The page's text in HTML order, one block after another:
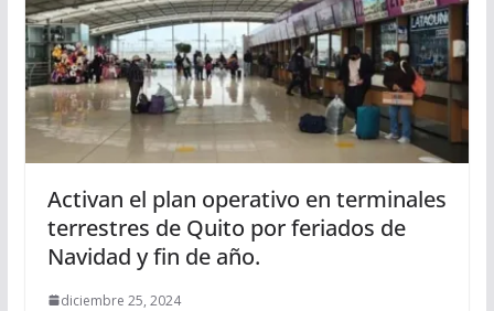
Activan el plan operativo en terminales
terrestres de Quito por feriados de
Navidad y fin de año.
diciembre 25, 2024